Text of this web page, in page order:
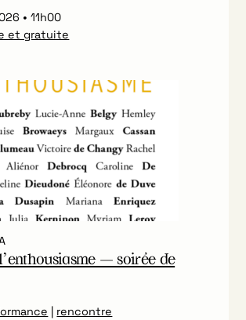
11h00
et gratuite
— soirée de
| rencontre